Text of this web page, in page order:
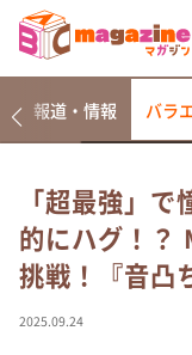
なるみ・岡村
相席食堂
これ余談なんで
報道・情報 バラ
「超最強」
的にハグ！？
挑戦！『音凸
2025.09.24